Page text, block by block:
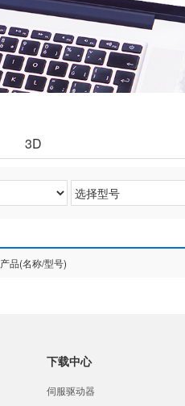
3D
产品(名称/型号)
下载中心
伺服驱动器